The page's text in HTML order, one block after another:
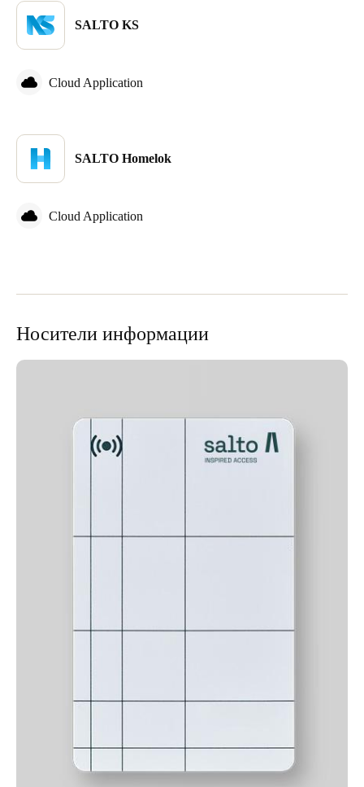
SALTO KS
Cloud Application
SALTO Homelok
Cloud Application
Носители информации